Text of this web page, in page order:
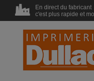
En direct du fabricant
c'est plus rapide et